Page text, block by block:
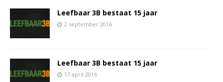
Leefbaar 3B bestaat 15 jaar
2 september 2016
Leefbaar 3B bestaat 15 jaar
17 april 2016